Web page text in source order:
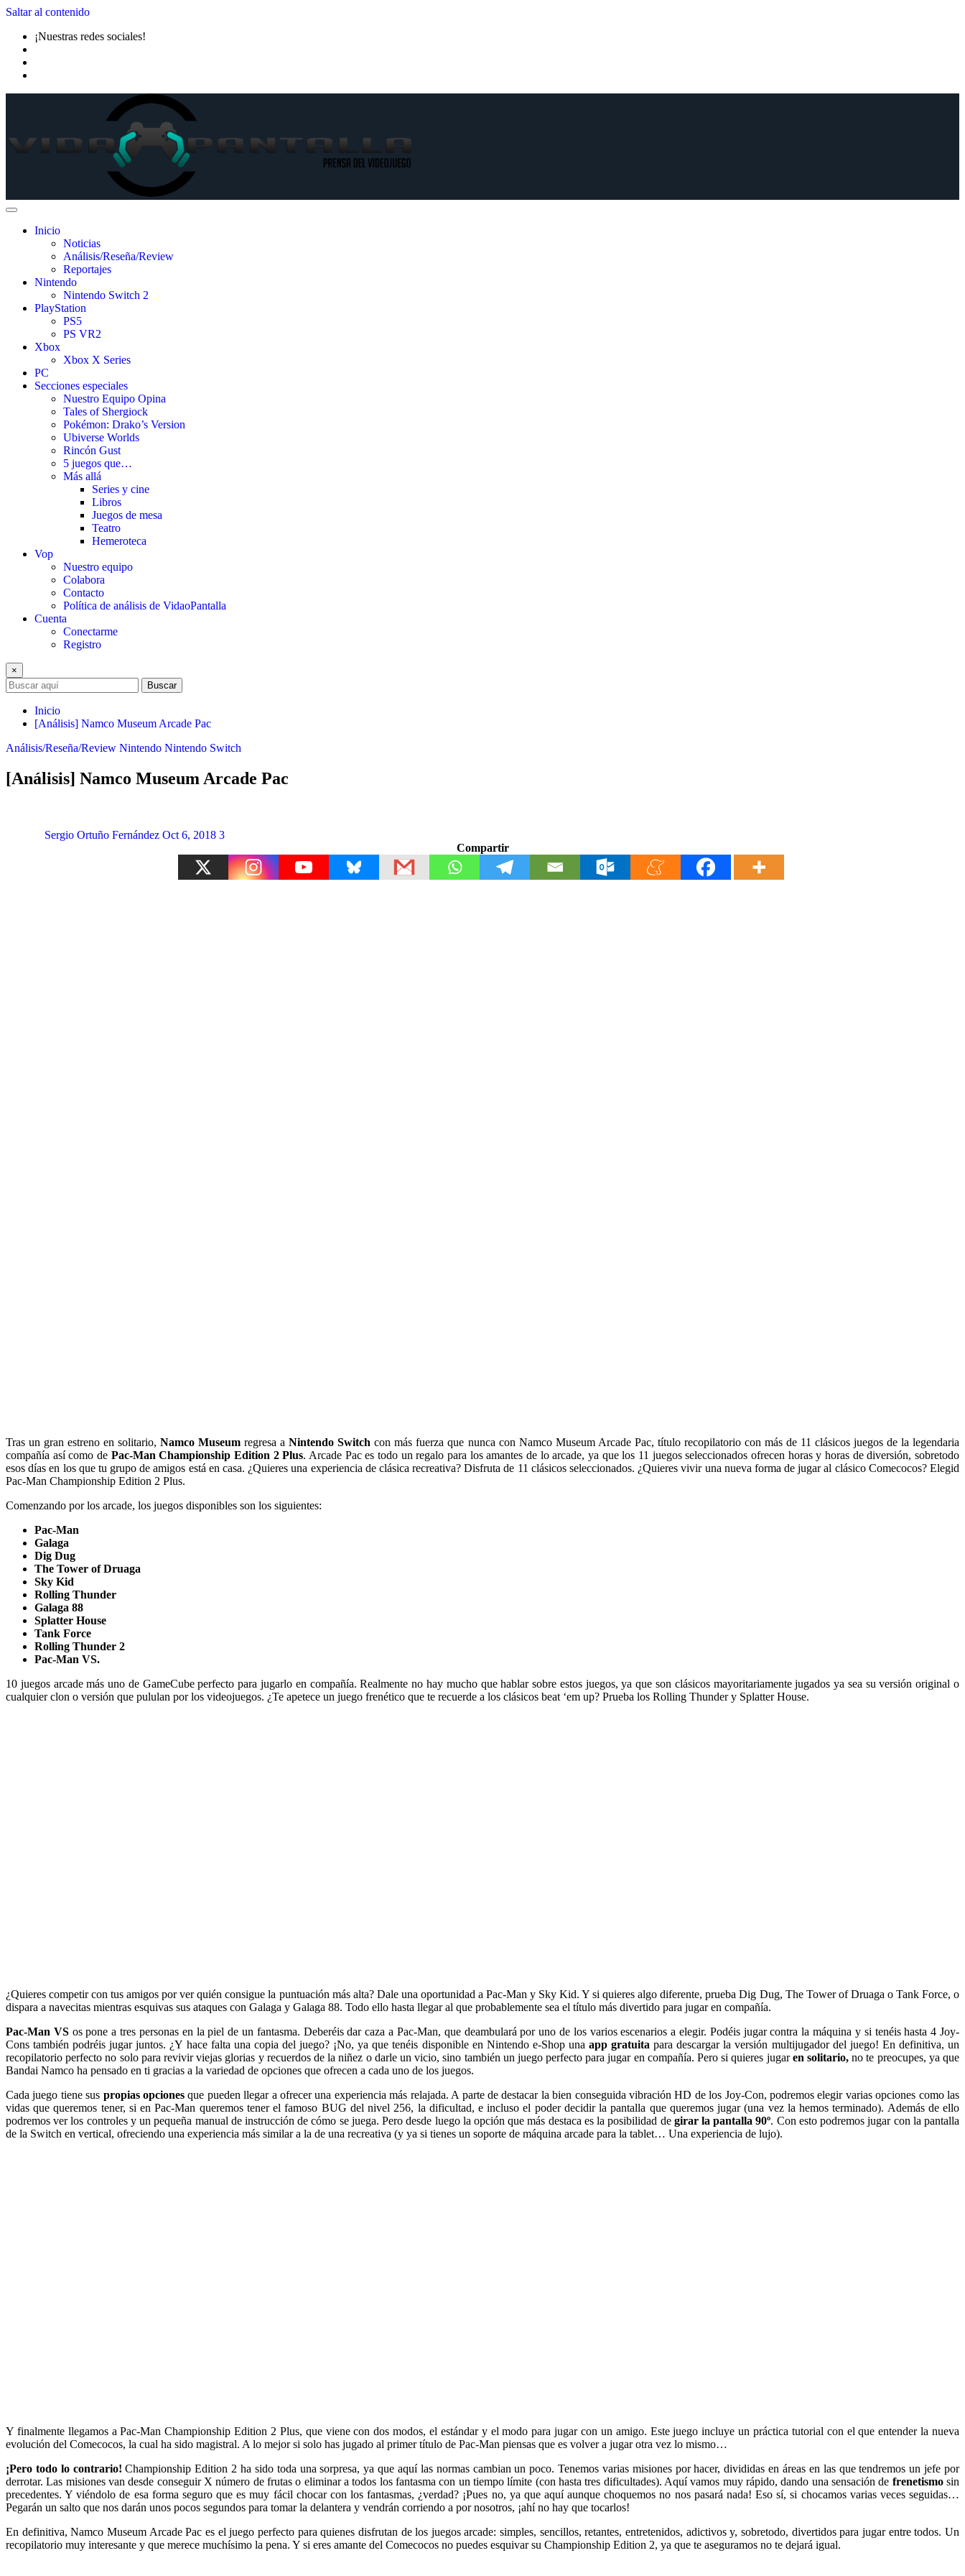
Saltar al contenido
¡Nuestras redes sociales!
Inicio
Noticias
Análisis/Reseña/Review
Reportajes
Nintendo
Nintendo Switch 2
PlayStation
PS5
PS VR2
Xbox
Xbox X Series
PC
Secciones especiales
Nuestro Equipo Opina
Tales of Shergiock
Pokémon: Drako’s Version
Ubiverse Worlds
Rincón Gust
5 juegos que…
Más allá
Series y cine
Libros
Juegos de mesa
Teatro
Hemeroteca
Vop
Nuestro equipo
Colabora
Contacto
Política de análisis de VidaoPantalla
Cuenta
Conectarme
Registro
×
Buscar
Inicio
[Análisis] Namco Museum Arcade Pac
Análisis/Reseña/Review Nintendo Nintendo Switch
[Análisis] Namco Museum Arcade Pac
Sergio Ortuño Fernández Oct 6, 2018 3
Compartir
Tras un gran estreno en solitario,Namco Museum regresa a Nintendo Switch con más fuerza que nunca con Namco Museum Arcade Pac, título recopilatorio con más de 11 clásicos juegos de la legendaria
compañía así como de Pac-Man Championship Edition 2 Plus. Arcade Pac es todo un regalo para los amantes de lo arcade, ya que los 11 juegos seleccionados ofrecen horas y horas de diversión, sobretodo
esos días en los que tu grupo de amigos está en casa. ¿Quieres una experiencia de clásica recreativa? Disfruta de 11 clásicos seleccionados. ¿Quieres vivir una nueva forma de jugar al clásico Comecocos? Elegid
Pac-Man Championship Edition 2 Plus.
Comenzando por los arcade, los juegos disponibles son los siguientes:
Pac-Man
Galaga
Dig Dug
The Tower of Druaga
Sky Kid
Rolling Thunder
Galaga 88
Splatter House
Tank Force
Rolling Thunder 2
Pac-Man VS.
10 juegos arcade más uno de GameCube perfecto para jugarlo en compañía. Realmente no hay mucho que hablar sobre estos juegos, ya que son clásicos mayoritariamente jugados ya sea su versión original o
cualquier clon o versión que pululan por los videojuegos. ¿Te apetece un juego frenético que te recuerde a los clásicos beat ‘em up? Prueba los Rolling Thunder y Splatter House.
¿Quieres competir con tus amigos por ver quién consigue la puntuación más alta? Dale una oportunidad a Pac-Man y Sky Kid. Y si quieres algo diferente, prueba Dig Dug, The Tower of Druaga o Tank Force, o
dispara a navecitas mientras esquivas sus ataques con Galaga y Galaga 88. Todo ello hasta llegar al que probablemente sea el título más divertido para jugar en compañía.
Pac-Man VSos pone a tres personas en la piel de un fantasma. Deberéis dar caza a Pac-Man, que deambulará por uno de los varios escenarios a elegir. Podéis jugar contra la máquina y si tenéis hasta 4 Joy-
Cons también podréis jugar juntos. ¿Y hace falta una copia del juego? ¡No, ya que tenéis disponible en Nintendo e-Shop una app gratuita para descargar la versión multijugador del juego! En definitiva, un
recopilatorio perfecto no solo para revivir viejas glorias y recuerdos de la niñez o darle un vicio, sino también un juego perfecto para jugar en compañía. Pero si quieres jugaren solitario, no te preocupes, ya que
Bandai Namco ha pensado en ti gracias a la variedad de opciones que ofrecen a cada uno de los juegos.
Cada juego tiene sus propias opciones que pueden llegar a ofrecer una experiencia más relajada. A parte de destacar la bien conseguida vibración HD de los Joy-Con, podremos elegir varias opciones como las
vidas que queremos tener, si en Pac-Man queremos tener el famoso BUG del nivel 256, la dificultad, e incluso el poder decidir la pantalla que queremos jugar (una vez la hemos terminado). Además de ello
podremos ver los controles y un pequeña manual de instrucción de cómo se juega. Pero desde luego la opción que más destaca es la posibilidad de girar la pantalla 90º. Con esto podremos jugar con la pantalla
de la Switch en vertical, ofreciendo una experiencia más similar a la de una recreativa (y ya si tienes un soporte de máquina arcade para la tablet… Una experiencia de lujo).
Y finalmente llegamos a Pac-Man Championship Edition 2 Plus, que viene con dos modos, el estándar y el modo para jugar con un amigo. Este juego incluye un práctica tutorial con el que entender la nueva
evolución del Comecocos, la cual ha sido magistral. A lo mejor si solo has jugado al primer título de Pac-Man piensas que es volver a jugar otra vez lo mismo…
¡Pero todo lo contrario! Championship Edition 2 ha sido toda una sorpresa, ya que aquí las normas cambian un poco. Tenemos varias misiones por hacer, divididas en áreas en las que tendremos un jefe por
derrotar. Las misiones van desde conseguir X número de frutas o eliminar a todos los fantasma con un tiempo límite (con hasta tres dificultades). Aquí vamos muy rápido, dando una sensación de frenetismosin
precedentes. Y viéndolo de esa forma seguro que es muy fácil chocar con los fantasmas, ¿verdad? ¡Pues no, ya que aquí aunque choquemos no nos pasará nada! Eso sí, si chocamos varias veces seguidas…
Pegarán un salto que nos darán unos pocos segundos para tomar la delantera y vendrán corriendo a por nosotros, ¡ahí no hay que tocarlos!
En definitiva, Namco Museum Arcade Pac es el juego perfecto para quienes disfrutan de los juegos arcade: simples, sencillos, retantes, entretenidos, adictivos y, sobretodo, divertidos para jugar entre todos. Un
recopilatorio muy interesante y que merece muchísimo la pena. Y si eres amante del Comecocos no puedes esquivar su Championship Edition 2, ya que te aseguramos no te dejará igual.